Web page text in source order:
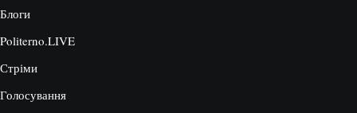
Блоги
Politerno.LIVE
Стріми
Голосування